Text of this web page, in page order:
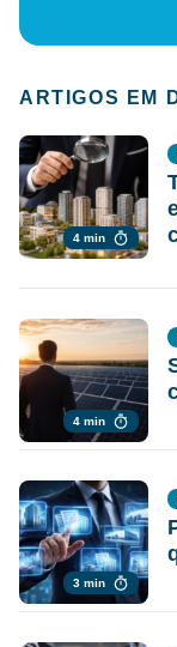
ARTIGOS EM
4 min
4 min
3 min